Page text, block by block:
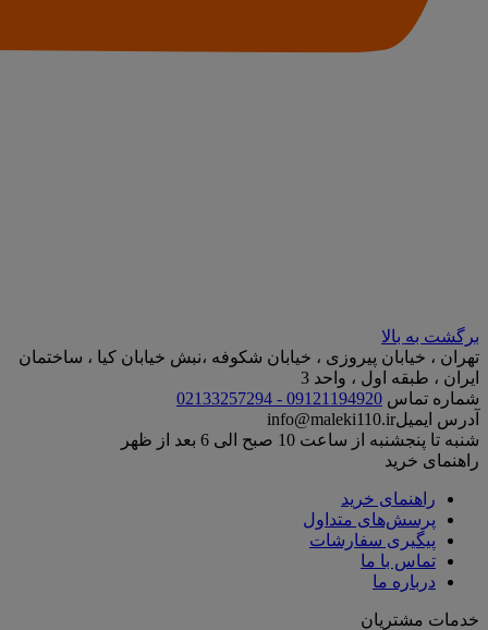
برگشت به بالا
تهران ، خیابان پیروزی ، خیابان شکوفه ،نبش خیابان کیا ، ساختمان
ایران ، طبقه اول ، واحد 3
شماره تماس 09121194920 - 02133257294
آدرس ایمیلinfo@maleki110.ir
شنبه تا پنجشنبه از ساعت 10 صبح الی 6 بعد از ظهر
راهنمای خرید
راهنمای خرید
پرسش‌های متداول
پیگیری سفارشات
تماس با ما
درباره ما
خدمات مشتریان